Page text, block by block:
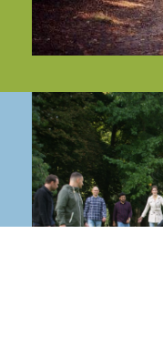
minuten
van het team
over ons